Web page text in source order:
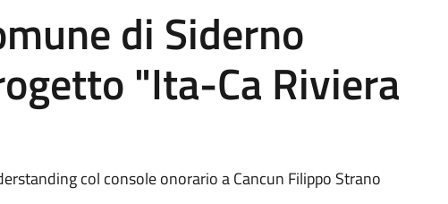
di Siderno
"Ita-Ca Riviera
col console onorario a Cancun Filippo Strano